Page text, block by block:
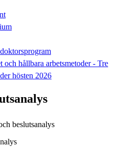
hållbara arbetsmetoder - Tre
hösten 2026
beslutsanalys